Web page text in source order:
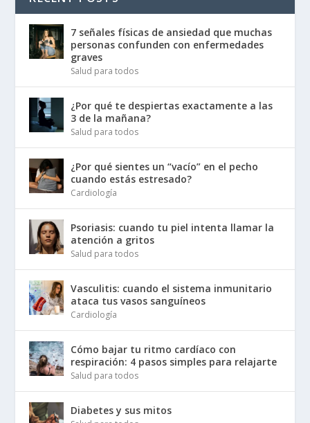
7 señales físicas de ansiedad que muchas
personas confunden con enfermedades
graves
Salud para todos
¿Por qué te despiertas exactamente a las
3 de la mañana?
Salud para todos
¿Por qué sientes un “vacío” en el pecho
cuando estás estresado?
Cardiología
Psoriasis: cuando tu piel intenta llamar la
atención a gritos
Salud para todos
Vasculitis: cuando el sistema inmunitario
ataca tus vasos sanguíneos
Cardiología
Cómo bajar tu ritmo cardíaco con
respiración: 4 pasos simples para relajarte
Salud para todos
Diabetes y sus mitos